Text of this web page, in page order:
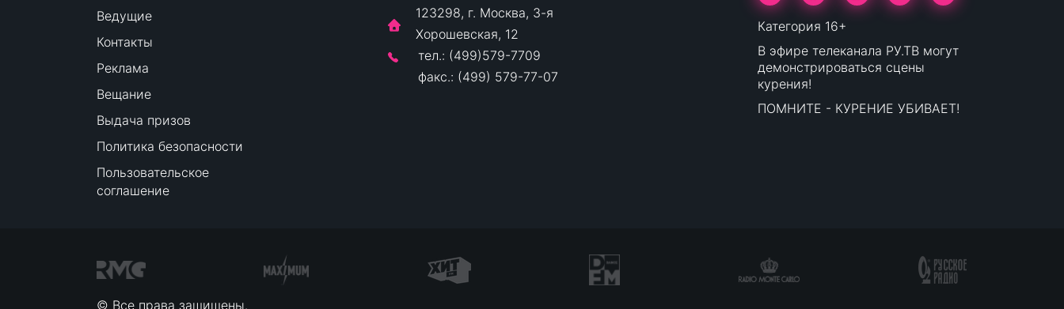
Ведущие
Контакты
Реклама
Вещание
Выдача призов
Политика безопасности
Пользовательское
соглашение
123298, г. Москва, 3-я
Хорошевская, 12
тел.: (499)579-7709
факс.: (499) 579-77-07
Категория 16+
В эфире телеканала РУ.ТВ могут
демонстрироваться сцены
курения!
ПОМНИТЕ - КУРЕНИЕ УБИВАЕТ!
© Все права защищены.